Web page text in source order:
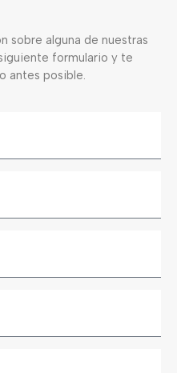
sobre alguna de nuestras
formulario y te
antes posible.